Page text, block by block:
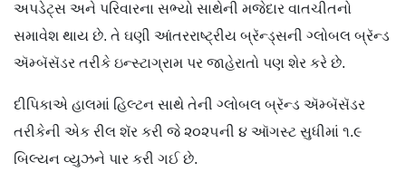
અપડેટ્સ અને પરિવારના સભ્યો સાથેની મજેદાર વાતચીતનો
સમાવેશ થાય છે. તે ઘણી આંતરરાષ્ટ્રીય બ્રૅન્ડ્સની ગ્લોબલ બ્રૅન્ડ
ઍમ્બૅસૅડર તરીકે ઇન્સ્ટાગ્રામ પર જાહેરાતો પણ શેર કરે છે.
દીપિકાએ હાલમાં હિલ્ટન સાથે તેની ગ્લોબલ બ્રૅન્ડ ઍમ્બૅસૅડર
તરીકેની એક રીલ શૅર કરી જે ૨૦૨૫ની ૪ ઑગસ્ટ સુધીમાં ૧.૯
બિલ્યન વ્યુઝને પાર કરી ગઈ છે.